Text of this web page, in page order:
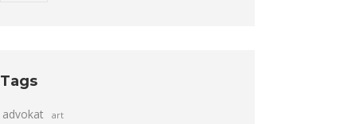
Tags
advokat art